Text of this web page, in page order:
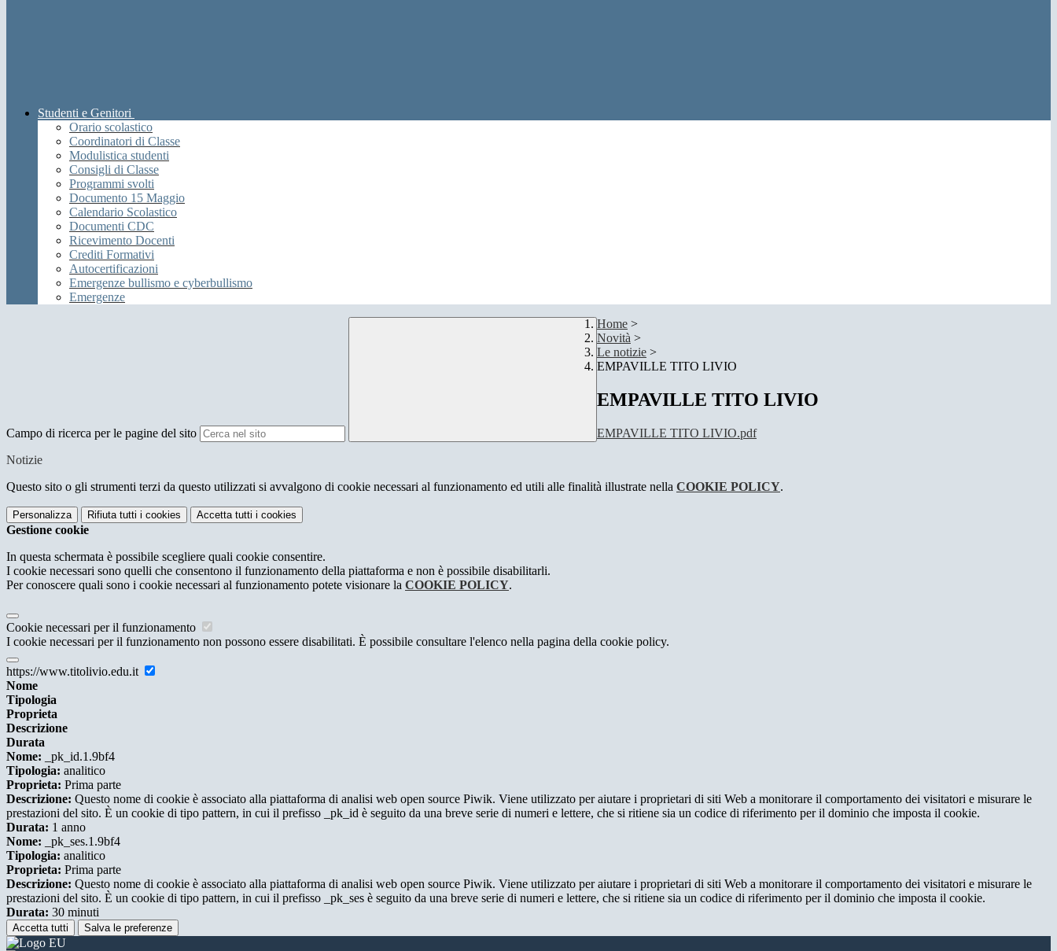
Studenti e Genitori
Orario scolastico
Coordinatori di Classe
Modulistica studenti
Consigli di Classe
Programmi svolti
Documento 15 Maggio
Calendario Scolastico
Documenti CDC
Ricevimento Docenti
Crediti Formativi
Autocertificazioni
Emergenze bullismo e cyberbullismo
Emergenze
Campo di ricerca per le pagine del sito
Home >
Novità >
Le notizie >
EMPAVILLE TITO LIVIO
EMPAVILLE TITO LIVIO
EMPAVILLE TITO LIVIO.pdf
Notizie
Questo sito o gli strumenti terzi da questo utilizzati si avvalgono di cookie necessari al funzionamento ed utili alle finalità illustrate nella COOKIE POLICY.
Personalizza Rifiuta tutti i cookies Accetta tutti i cookies
Gestione cookie
In questa schermata è possibile scegliere quali cookie consentire.
I cookie necessari sono quelli che consentono il funzionamento della piattaforma e non è possibile disabilitarli.
Per conoscere quali sono i cookie necessari al funzionamento potete visionare la COOKIE POLICY.
Cookie necessari per il funzionamento
I cookie necessari per il funzionamento non possono essere disabilitati. È possibile consultare l'elenco nella pagina della cookie policy.
https://www.titolivio.edu.it
Nome
Tipologia
Proprieta
Descrizione
Durata
Nome: _pk_id.1.9bf4
Tipologia: analitico
Proprieta: Prima parte
Descrizione: Questo nome di cookie è associato alla piattaforma di analisi web open source Piwik. Viene utilizzato per aiutare i proprietari di siti Web a monitorare il comportamento dei visitatori e misurare le
prestazioni del sito. È un cookie di tipo pattern, in cui il prefisso _pk_id è seguito da una breve serie di numeri e lettere, che si ritiene sia un codice di riferimento per il dominio che imposta il cookie.
Durata: 1 anno
Nome: _pk_ses.1.9bf4
Tipologia: analitico
Proprieta: Prima parte
Descrizione: Questo nome di cookie è associato alla piattaforma di analisi web open source Piwik. Viene utilizzato per aiutare i proprietari di siti Web a monitorare il comportamento dei visitatori e misurare le
prestazioni del sito. È un cookie di tipo pattern, in cui il prefisso _pk_ses è seguito da una breve serie di numeri e lettere, che si ritiene sia un codice di riferimento per il dominio che imposta il cookie.
Durata: 30 minuti
Accetta tutti Salva le preferenze